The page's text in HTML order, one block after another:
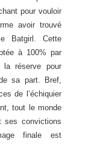
pour vouloir
avoir trouvé
Batgirl. Cette
à 100% par
la réserve pour
sa part. Bref,
de l’échiquier
tout le monde
ses convictions
finale est